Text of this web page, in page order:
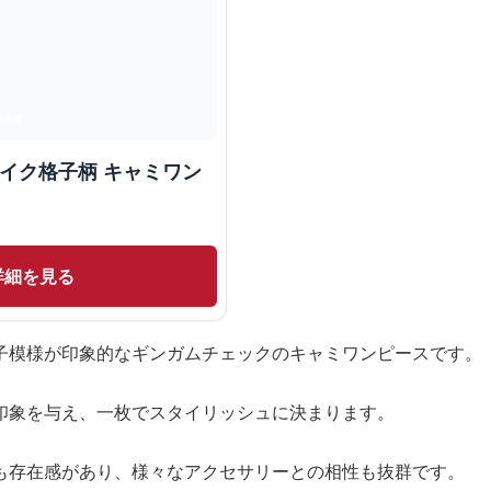
ク格子柄 キャミワン
を見る
様が印象的なギンガムチェックのキャミワンピースです。
を与え、一枚でスタイリッシュに決まります。
在感があり、様々なアクセサリーとの相性も抜群です。